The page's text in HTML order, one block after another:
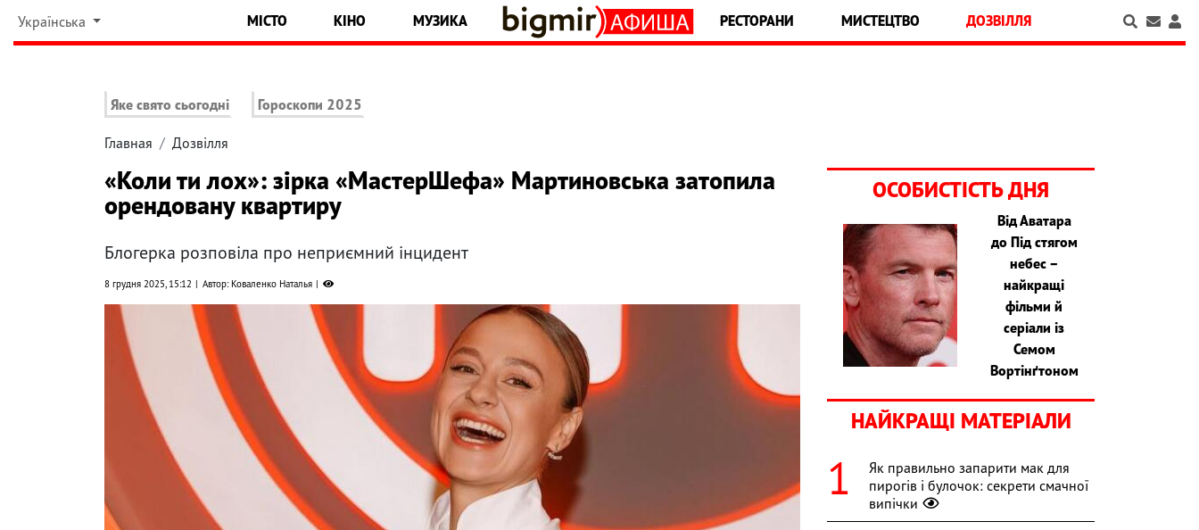
Українська МІСТО КІНО МУЗИКА РЕСТОРАНИ МИСТЕЦТВО ДОЗВІЛЛЯ
Яке свято сьогодні Гороскопи 2025
Главная Дозвілля
«Коли ти лох»: зірка «МастерШефа» Мартиновська затопила
орендовану квартиру
Блогерка розповіла про неприємний інцидент
8 грудня 2025, 15:12 Автор: Коваленко Наталья
ОСОБИСТІСТЬ ДНЯ
Від Аватара
до Під стягом
небес –
найкращі
фільми й
серіали із
Семом
Вортінґтоном
НАЙКРАЩІ МАТЕРІАЛИ
Як правильно запарити мак для
пирогів і булочок: секрети смачної
випічки